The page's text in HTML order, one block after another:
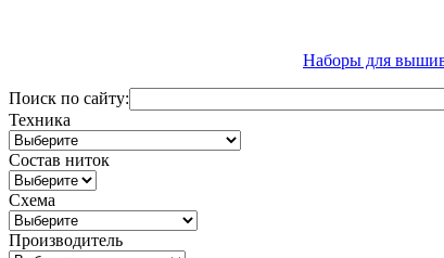
Наборы для
Поиск по сайту:
Техника
Состав ниток
Схема
Производитель